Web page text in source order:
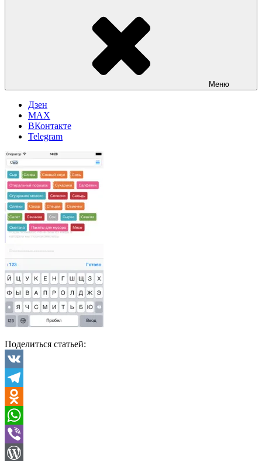
Меню
Дзен
MAX
ВКонтакте
Telegram
Поделиться статьей:
VK
Telegram
Odnoklassniki
WhatsApp
Viber